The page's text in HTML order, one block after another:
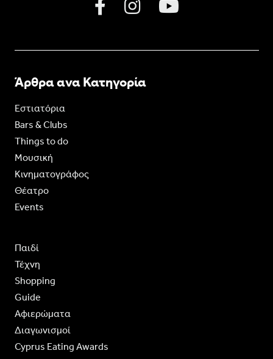
Άρθρα ανα Κατηγορία
Εστιατόρια
Bars & Clubs
Things to do
Moυσική
Κινηματογράφος
Θέατρο
Events
Παιδί
Τέχνη
Shopping
Guide
Aφιερώματα
Διαγωνισμοί
Cyprus Eating Awards